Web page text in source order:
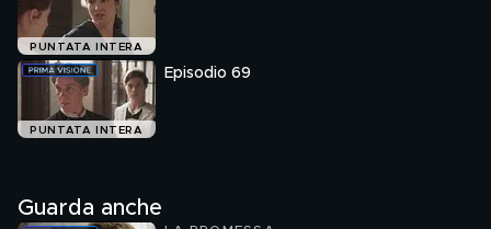
PUNTATA INTERA
PUNTATA INTERA
Episodio 69
Guarda anche